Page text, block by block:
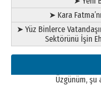
➤ Kara
➤ Yüz Binlerce
Sektörünü İşin
Üzgünüm,